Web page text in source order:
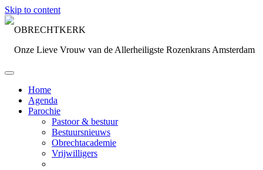
Skip to content
OBRECHTKERK
Onze Lieve Vrouw van de Allerheiligste Rozenkrans Amsterdam
Home
Agenda
Parochie
Pastoor & bestuur
Bestuursnieuws
Obrechtacademie
Vrijwilligers